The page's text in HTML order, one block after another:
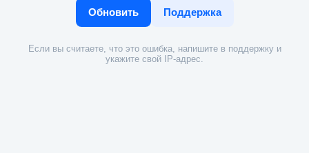
Обновить Поддержка
Если вы считаете, что это ошибка, напишите в поддержку и
укажите свой IP-адрес.